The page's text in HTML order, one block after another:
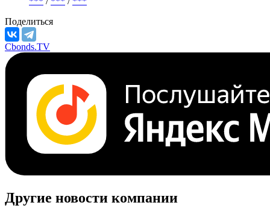
Поделиться
Cbonds.TV
Другие новости компании